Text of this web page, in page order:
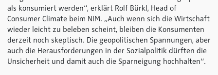
als konsumiert werden“, erklärt Rolf Bürkl, Head of
Consumer Climate beim NIM. „Auch wenn sich die Wirtschaft
wieder leicht zu beleben scheint, bleiben die Konsumenten
derzeit noch skeptisch. Die geopolitischen Spannungen, aber
auch die Herausforderungen in der Sozialpolitik dürften die
Unsicherheit und damit auch die Sparneigung hochhalten“.